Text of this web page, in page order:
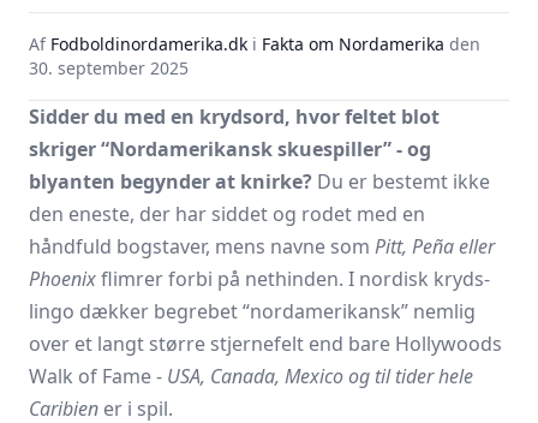
Af Fodboldinordamerika.dk i Fakta om Nordamerika den
30. september 2025
Sidder du med en krydsord, hvor feltet blot
skriger “Nordamerikansk skuespiller” - og
blyanten begynder at knirke? Du er bestemt ikke
den eneste, der har siddet og rodet med en
håndfuld bogstaver, mens navne som Pitt, Peña eller
Phoenixflimrer forbi på nethinden. I nordisk kryds-
lingo dækker begrebet “nordamerikansk” nemlig
over et langt større stjernefelt end bare Hollywoods
Walk of Fame - USA, Canada, Mexico og til tider hele
Caribien er i spil.